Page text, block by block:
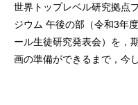
世界トップレベル研究拠点
ジウム 午後の部（令和3年
ール生徒研究発表会）を，
画の準備ができるまで，今